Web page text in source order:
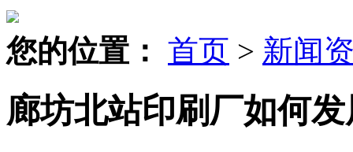
您的位置： 首页 > 新闻
廊坊北站印刷厂如何发